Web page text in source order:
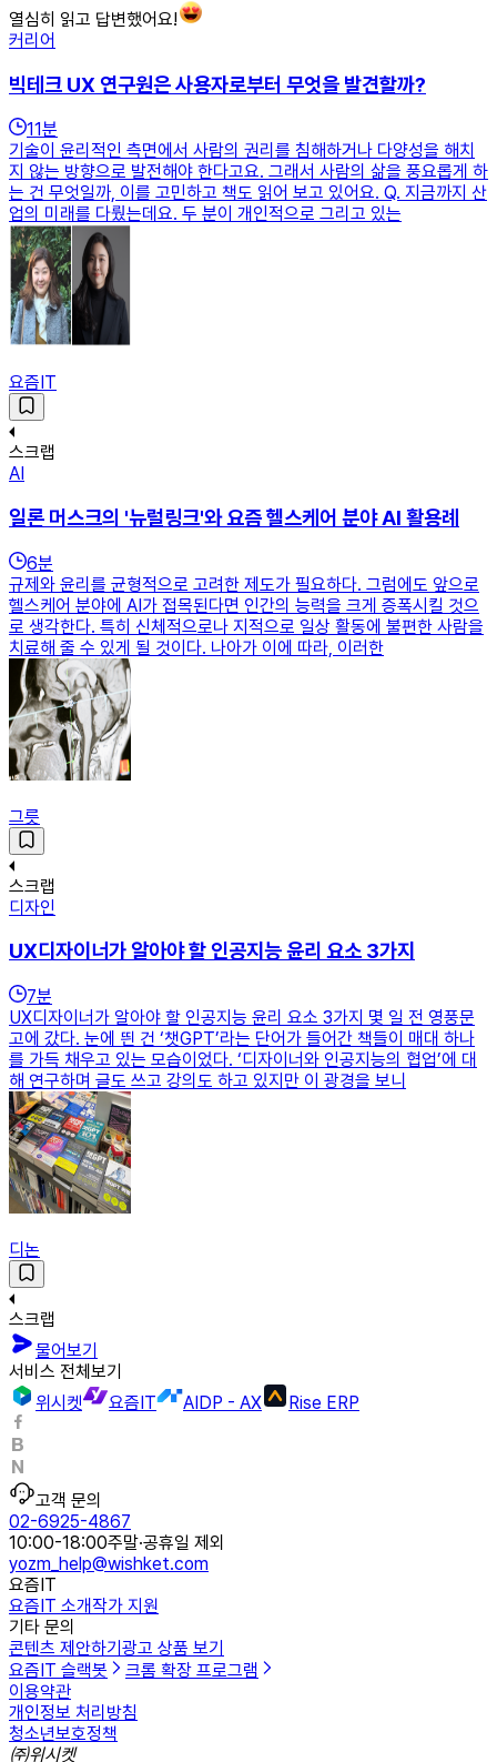
열심히 읽고 답변했어요!
커리어
빅테크 UX 연구원은 사용자로부터 무엇을 발견할까?
11분
기술이 윤리적인 측면에서 사람의 권리를 침해하거나 다양성을 해치
지 않는 방향으로 발전해야 한다고요. 그래서 사람의 삶을 풍요롭게 하
는 건 무엇일까, 이를 고민하고 책도 읽어 보고 있어요. Q. 지금까지 산
업의 미래를 다뤘는데요. 두 분이 개인적으로 그리고 있는
요즘IT
스크랩
AI
일론 머스크의 '뉴럴링크'와 요즘 헬스케어 분야 AI 활용례
6분
규제와 윤리를 균형적으로 고려한 제도가 필요하다. 그럼에도 앞으로
헬스케어 분야에 AI가 접목된다면 인간의 능력을 크게 증폭시킬 것으
로 생각한다. 특히 신체적으로나 지적으로 일상 활동에 불편한 사람을
치료해 줄 수 있게 될 것이다. 나아가 이에 따라, 이러한
그릇
스크랩
디자인
UX디자이너가 알아야 할 인공지능 윤리 요소 3가지
7분
UX디자이너가 알아야 할 인공지능 윤리 요소 3가지 몇 일 전 영풍문
고에 갔다. 눈에 띈 건 ‘챗GPT’라는 단어가 들어간 책들이 매대 하나
를 가득 채우고 있는 모습이었다. ‘디자이너와 인공지능의 협업’에 대
해 연구하며 글도 쓰고 강의도 하고 있지만 이 광경을 보니
디논
스크랩
물어보기
서비스 전체보기
위시켓
요즘IT AIDP - AX Rise ERP
고객 문의
02-6925-4867
10:00-18:00주말·공휴일 제외
yozm_help@wishket.com
요즘IT
요즘IT 소개작가 지원
기타 문의
콘텐츠 제안하기 광고 상품 보기
요즘IT 슬랙봇
크롬 확장 프로그램
이용약관
개인정보 처리방침
청소년보호정책
㈜위시켓